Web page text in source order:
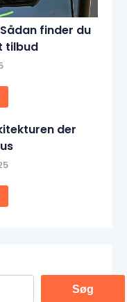
finder du
tilbud
der
Søg